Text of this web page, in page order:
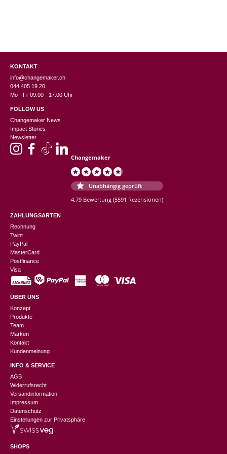
KONTAKT
info@changemaker.ch
044 405 19 20
Mo - Fr 09:00 - 17:00 Uhr
FOLLOW US
Changemaker News
Impact Stories
Newsletter
Changemaker
Unabhängig geprüft
4.79 Bewertung (5591 Rezensionen)
ZAHLUNGSARTEN
Rechnung
Twint
PayPal
MasterCard
Postfinance
Visa
ÜBER UNS
Konzept
Produkte
Team
Marken
Kontakt
Kundenmeinung
INFO & SERVICE
AGB
Widerrufsrecht
Versandinformation
Impressum
Datenschutz
Einstellungen zur Privatsphäre
SHOPS